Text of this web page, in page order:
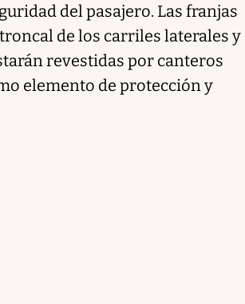
del pasajero. Las franjas
de los carriles laterales y
revestidas por canteros
elemento de protección y